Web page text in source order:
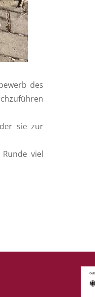
des
sie zur
viel